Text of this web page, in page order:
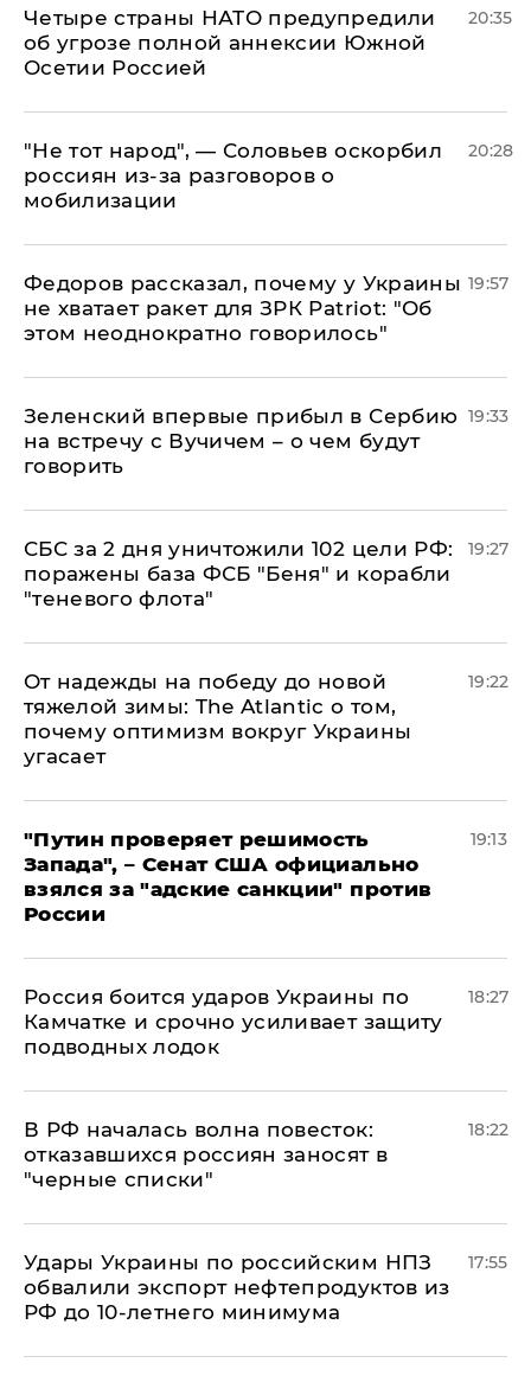
Четыре страны НАТО предупредили
об угрозе полной аннексии Южной
Осетии Россией
20:35
​"Не тот народ", — Соловьев оскорбил
россиян из-за разговоров о
мобилизации
20:28
Федоров рассказал, почему у Украины
не хватает ракет для ЗРК Patriot: "Об
этом неоднократно говорилось"
19:57
Зеленский впервые прибыл в Сербию
на встречу с Вучичем – о чем будут
говорить
19:33
СБС за 2 дня уничтожили 102 цели РФ:
поражены база ФСБ "Беня" и корабли
"теневого флота"
19:27
От надежды на победу до новой
тяжелой зимы: The Atlantic о том,
почему оптимизм вокруг Украины
угасает
19:22
"Путин проверяет решимость
Запада", – Сенат США официально
взялся за "адские санкции" против
России
19:13
Россия боится ударов Украины по
Камчатке и срочно усиливает защиту
подводных лодок
18:27
​В РФ началась волна повесток:
отказавшихся россиян заносят в
"черные списки"
18:22
Удары Украины по российским НПЗ
обвалили экспорт нефтепродуктов из
РФ до 10-летнего минимума
17:55